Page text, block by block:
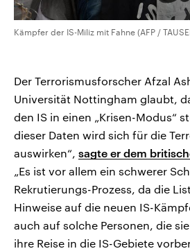
Kämpfer der IS-Miliz mit Fahne (AFP /
Der Terrorismusforscher Afzal
Universität Nottingham glaubt,
den IS in einen „Krisen-Modus“
dieser Daten wird sich für die
auswirken“, sagte er dem
„Es ist vor allem ein schwerer
Rekrutierungs-Prozess, da die
Hinweise auf die neuen IS-
auch auf solche Personen, die
ihre Reise in die IS-Gebiete